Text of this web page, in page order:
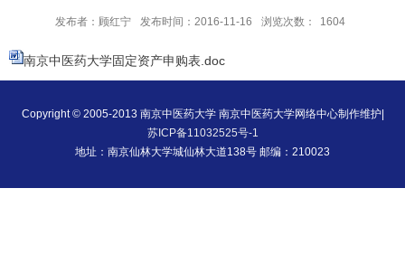
发布者：顾红宁 发布时间：2016-11-16 浏览次数： 1604
南京中医药大学固定资产申购表.doc
Copyright © 2005-2013 南京中医药大学 南京中医药大学网络中心制作维护|
苏ICP备11032525号-1
地址：南京仙林大学城仙林大道138号 邮编：210023